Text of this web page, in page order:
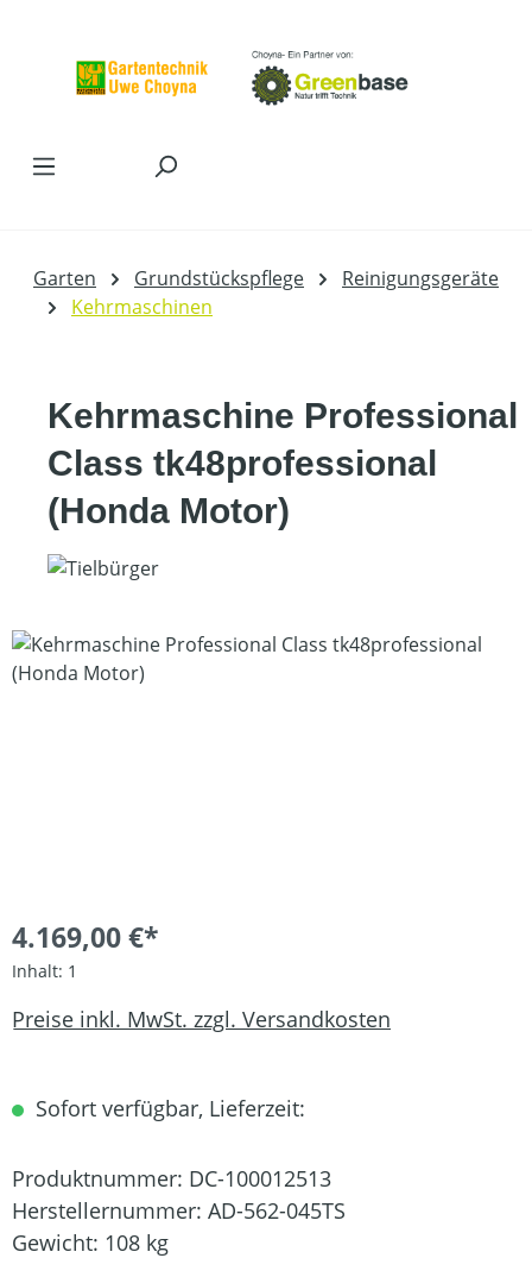
Garten Grundstückspflege
Reinigungsgeräte
Kehrmaschinen
Kehrmaschine Professional
Class tk48professional
(Honda Motor)
Bildergalerie überspringen
4.169,00 €*
Inhalt: 1
Preise inkl. MwSt. zzgl. Versandkosten
Sofort verfügbar, Lieferzeit:
Produktnummer: DC-100012513
Herstellernummer: AD-562-045TS
Gewicht: 108 kg